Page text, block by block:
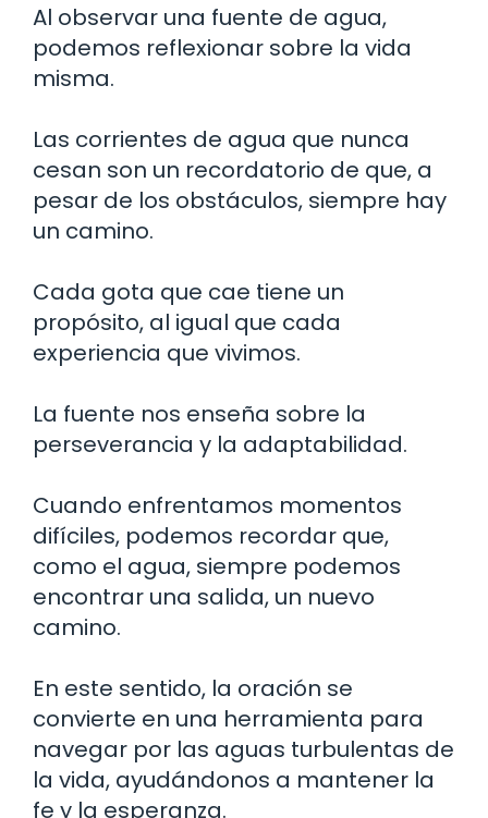
Al observar una fuente de agua,
podemos reflexionar sobre la vida
misma.
Las corrientes de agua que nunca
cesan son un recordatorio de que, a
pesar de los obstáculos, siempre hay
un camino.
Cada gota que cae tiene un
propósito, al igual que cada
experiencia que vivimos.
La fuente nos enseña sobre la
perseverancia y la adaptabilidad.
Cuando enfrentamos momentos
difíciles, podemos recordar que,
como el agua, siempre podemos
encontrar una salida, un nuevo
camino.
En este sentido, la oración se
convierte en una herramienta para
navegar por las aguas turbulentas de
la vida, ayudándonos a mantener la
fe y la esperanza.